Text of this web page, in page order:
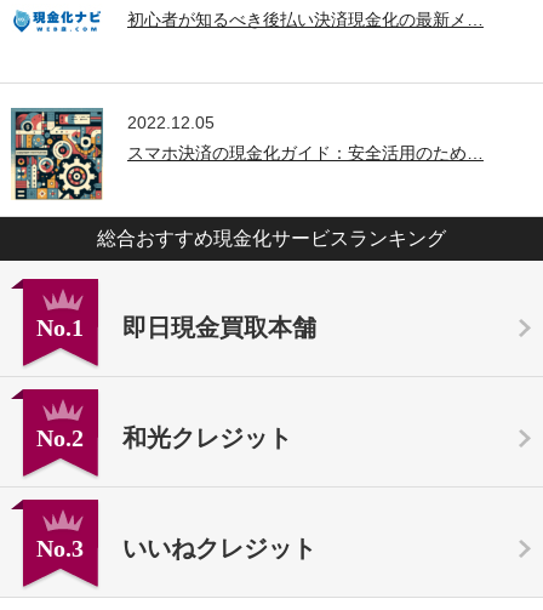
初心者が知るべき後払い決済現金化の最新メ…
2022.12.05
スマホ決済の現金化ガイド：安全活用のため…
総合おすすめ現金化サービスランキング
No.1 即日現金買取本舗
No.2 和光クレジット
No.3 いいねクレジット